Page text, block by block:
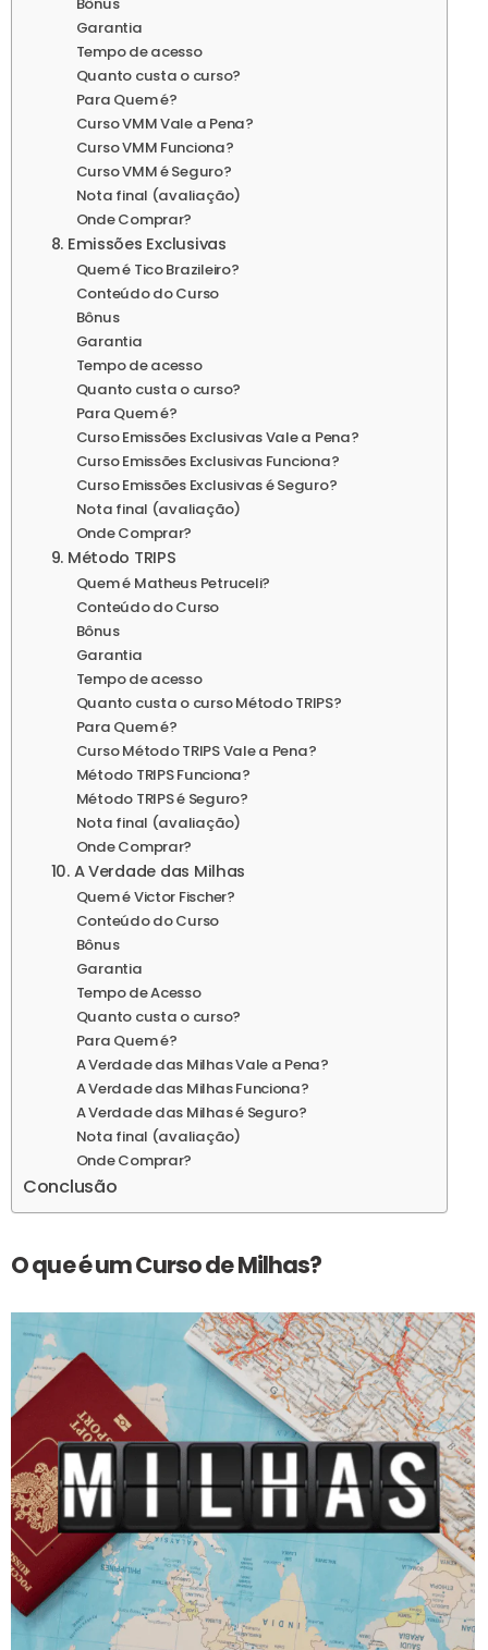
Garantia
Tempo de acesso
Quanto custa o curso?
Para Quem é?
Curso VMM Vale a Pena?
Curso VMM Funciona?
Curso VMM é Seguro?
Nota final (avaliação)
Onde Comprar?
8. Emissões Exclusivas
Quem é Tico Brazileiro?
Conteúdo do Curso
Bônus
Garantia
Tempo de acesso
Quanto custa o curso?
Para Quem é?
Curso Emissões Exclusivas Vale a Pena?
Curso Emissões Exclusivas Funciona?
Curso Emissões Exclusivas é Seguro?
Nota final (avaliação)
Onde Comprar?
9. Método TRIPS
Quem é Matheus Petruceli?
Conteúdo do Curso
Bônus
Garantia
Tempo de acesso
Quanto custa o curso Método TRIPS?
Para Quem é?
Curso Método TRIPS Vale a Pena?
Método TRIPS Funciona?
Método TRIPS é Seguro?
Nota final (avaliação)
Onde Comprar?
10. A Verdade das Milhas
Quem é Victor Fischer?
Conteúdo do Curso
Bônus
Garantia
Tempo de Acesso
Quanto custa o curso?
Para Quem é?
A Verdade das Milhas Vale a Pena?
A Verdade das Milhas Funciona?
A Verdade das Milhas é Seguro?
Nota final (avaliação)
Onde Comprar?
Conclusão
O que é um Curso de Milhas?